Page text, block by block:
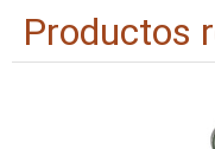
Productos